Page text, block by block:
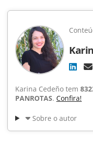
Karina Cedeño tem
PANROTAS. Confira!
Sobre o autor